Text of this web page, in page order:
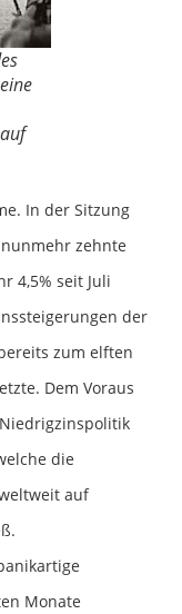
In der Sitzung
nunmehr zehnte
4,5% seit Juli
der
zum elften
Dem Voraus
die
auf
Monate